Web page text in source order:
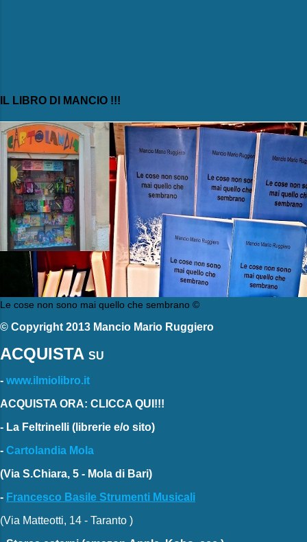
IL LIBRO DI MANCIO !!!
Le cose non sono mai quello che sembrano ©
© Copyright 2013 Mancio Mario Ruggiero
ACQUISTA SU
- www.ilmiolibro.it
ACQUISTA ORA: CLICCA QUI!!!
- La Feltrinelli (librerie e/o sito)
- Cartolandia Mola
(Via S.Chiara, 5 - Mola di Bari)
- Francesco Basile Strumenti Musicali
(Via Matteotti, 14 - Taranto )